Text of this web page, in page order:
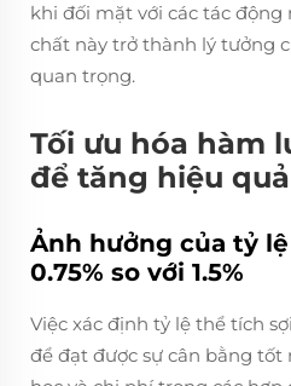
khi đối mặt với các tác động
chất này trở thành lý tưởng
quan trọng.
Tối ưu hóa hàm
để tăng hiệu
Ảnh hưởng của tỷ
0.75% so với 1.5%
Việc xác định tỷ lệ thể tích
để đạt được sự cân bằng tốt